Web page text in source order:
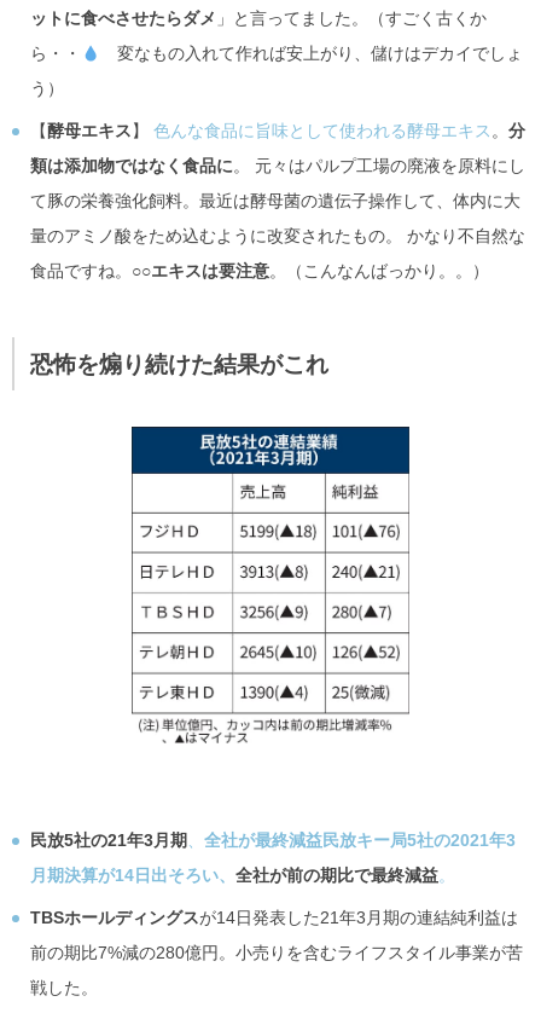
ットに食べさせたらダメ 」と言ってました。（すごく古くか
ら・・
変なもの入れて作れば安上がり、儲けはデカイでしょ
う）
【酵母エキス】 色んな食品に旨味として使われる酵母エキス。 分
類は添加物ではなく食品に。 元々はパルプ工場の廃液を原料にし
て豚の栄養強化飼料。最近は酵母菌の遺伝子操作して、体内に大
量のアミノ酸をため込むように改変されたもの。 かなり不自然な
食品ですね。 ○○エキスは要注意。（こんなんばっかり。。）
恐怖を煽り続けた結果がこれ
民放5社の21年3月期 、 全社が最終減益民放キー局5社の2021年3
月期決算が14日出そろい、 全社が前の期比で最終減益。
TBSホールディングスが14日発表した21年3月期の連結純利益は
前の期比7%減の280億円。小売りを含むライフスタイル事業が苦
戦した。